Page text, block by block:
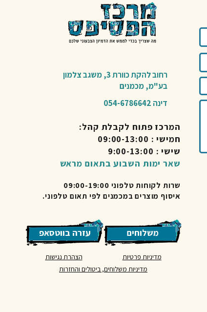
רחוב להקת כוורת 3,
משגב צלמון
בע"מ,מכמנים​
דינה 054-6786642
המרכז פתוח לקבלת קהל:
חמישי : 09:00-13:00
שישי : 9:00-13:00
שאר ימות השבוע בתאום מראש
שרות לקוחות טלפוני 09:00-19:00
איסוף מוצרים במכמנים לפי תאום טלפוני.
משלוחים עזרה בווטסאפ
מדיניות פרטיות
הצהרת נגישות
מדיניות משלוחים, ביטולים והחזרות